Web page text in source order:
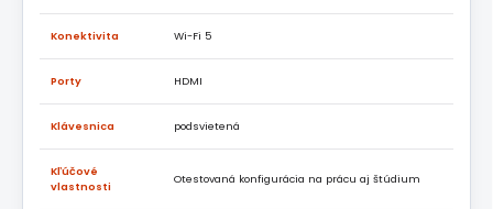
Konektivita Wi-Fi 5
Porty HDMI
Klávesnica podsvietená
Kľúčové
vlastnosti
Otestovaná konfigurácia na prácu aj štúdium